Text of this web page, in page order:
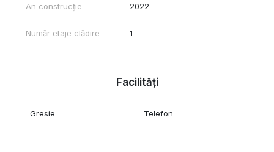
An construcție 2022
Număr etaje clădire 1
Facilități
Gresie Telefon